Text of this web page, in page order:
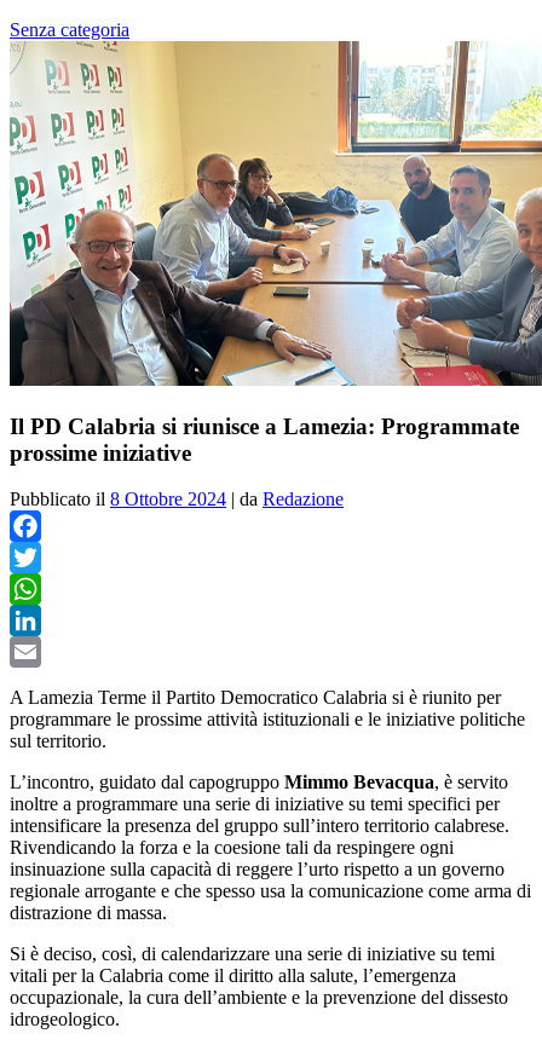
Senza categoria
Il PD Calabria si riunisce a Lamezia: Programmate
prossime iniziative
Pubblicato il 8 Ottobre 2024 | da Redazione
Facebook
Twitter
WhatsApp
LinkedIn
A Lamezia Terme il Partito Democratico Calabria si è riunito per
programmare le prossime attività istituzionali e le iniziative politiche
sul territorio.
L’incontro, guidato dal capogruppo Mimmo Bevacqua, è servito
inoltre a programmare una serie di iniziative su temi specifici per
intensificare la presenza del gruppo sull’intero territorio calabrese.
Rivendicando la forza e la coesione tali da respingere ogni
insinuazione sulla capacità di reggere l’urto rispetto a un governo
regionale arrogante e che spesso usa la comunicazione come arma di
distrazione di massa.
Si è deciso, così, di calendarizzare una serie di iniziative su temi
vitali per la Calabria come il diritto alla salute, l’emergenza
occupazionale, la cura dell’ambiente e la prevenzione del dissesto
idrogeologico.